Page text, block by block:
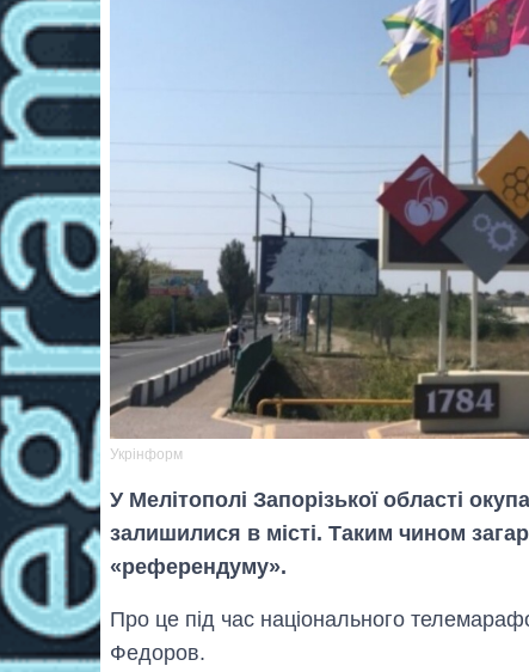
Укрінформ
У Мелітополі Запорізької області
залишилися в місті. Таким чином
«референдуму».
Про це під час національного
Федоров.